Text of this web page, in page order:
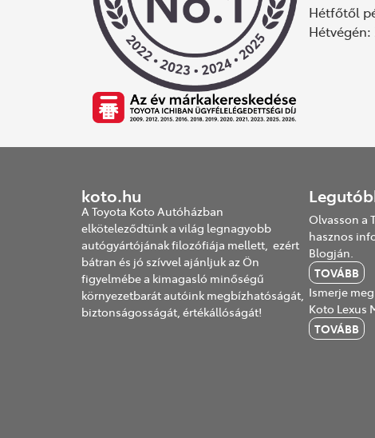
Hétfőtől
Hétvégén:
koto.hu
A Toyota Koto Autóházban
elköteleződtünk a világ legnagyobb
autógyártójának filozófiája mellett, ezért
bátran és jó szívvel ajánljuk az Ön
figyelmébe a kimagasló minőségű
környezetbarát autóink megbízhatóságát,
biztonságosságát, értékállóságát!
Olvasson a
hasznos
Blogján.
TOVÁBB
Ismerje
Koto Lexus
TOVÁBB